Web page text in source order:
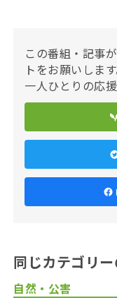
この番組・記事
トをお願いします
一人ひとりの応
同じカテゴリ
自然・公害